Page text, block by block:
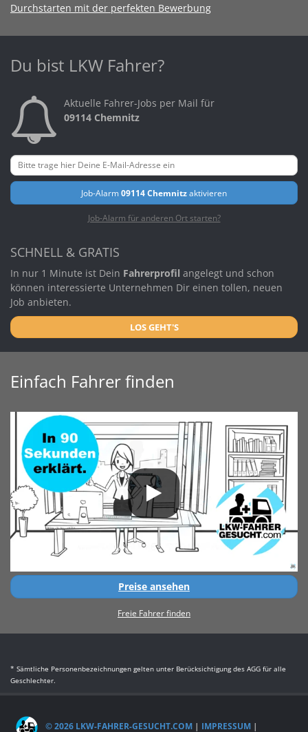
Durchstarten mit der perfekten Bewerbung
Du bist LKW Fahrer?
Aktuelle Fahrer-Jobs per Mail für
09114 Chemnitz
Job-Alarm09114 Chemnitzaktivieren
Job-Alarm für anderen Ort starten?
SCHNELL & GRATIS
In nur 1 Minute ist Dein Fahrerprofil angelegt und schon
können interessierte Unternehmen Dir einen tollen, neuen
Job anbieten.
LOS GEHT'S
Einfach Fahrer finden
Preise ansehen
Freie Fahrer finden
* Sämtliche Personenbezeichnungen gelten unter Berücksichtigung des AGG für alle
Geschlechter.
© 2026 LKW-FAHRER-GESUCHT.COM | IMPRESSUM |